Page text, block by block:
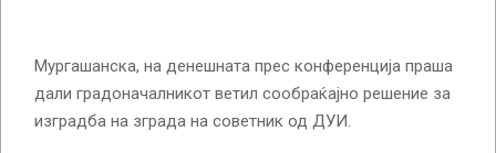
Мургашанска, на денешната прес конференција праша
дали градоначалникот ветил сообраќајно решение за
изградба на зграда на советник од ДУИ.